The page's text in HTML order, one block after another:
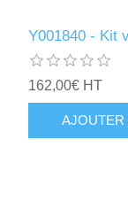
Y001840 - Kit
162,00€ HT
AJOUTER